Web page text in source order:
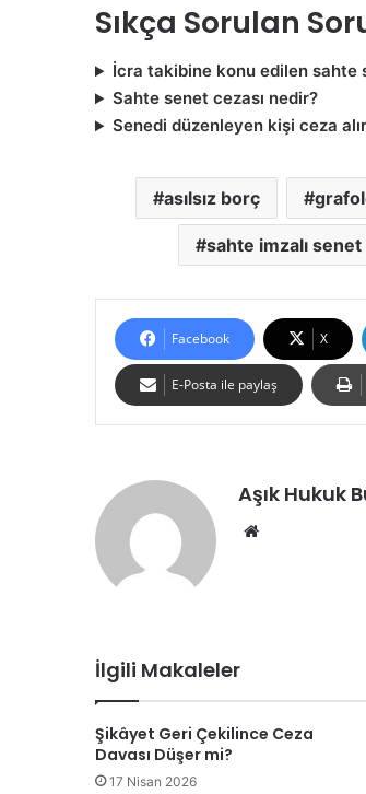
Sıkça Sorulan
İcra takibine konu edilen sahte
Sahte senet cezası nedir?
Senedi düzenleyen kişi ceza alır
asılsız borç
sahte imzalı senet
Facebook X
E-Posta ile paylaş
Aşık Hukuk
İlgili Makaleler
Şikâyet Geri Çekilince Ceza
Davası Düşer mi?
17 Nisan 2026